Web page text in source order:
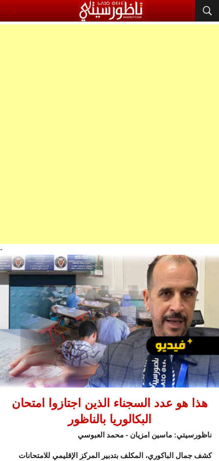
-
هذا هو عدد السجناء الذين اجتازوا امتحان
البكالوريا بالناظور
ناظورسيتي: ماسين امزيان - محمد العبوسي
كشف جمال الباكوري، المكلف بتدبير المركز الإقليمي للامتحانات